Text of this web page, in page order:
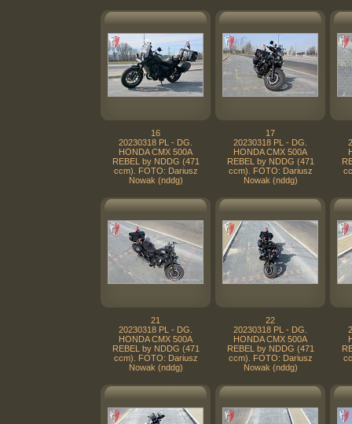
16
20230318 PL - DG.
HONDA CMX 500A
REBEL by NDDG (471
ccm). FOTO: Dariusz
Nowak (nddg)
17
20230318 PL - DG.
HONDA CMX 500A
REBEL by NDDG (471
ccm). FOTO: Dariusz
Nowak (nddg)
21
20230318 PL - DG.
HONDA CMX 500A
REBEL by NDDG (471
ccm). FOTO: Dariusz
Nowak (nddg)
22
20230318 PL - DG.
HONDA CMX 500A
REBEL by NDDG (471
ccm). FOTO: Dariusz
Nowak (nddg)